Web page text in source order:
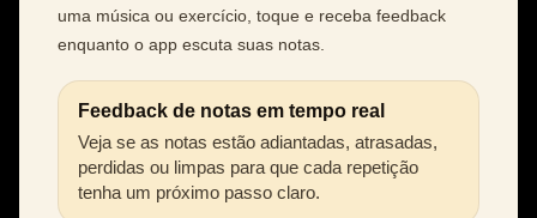
uma música ou exercício, toque e receba feedback
enquanto o app escuta suas notas.
Feedback de notas em tempo real
Veja se as notas estão adiantadas, atrasadas,
perdidas ou limpas para que cada repetição
tenha um próximo passo claro.